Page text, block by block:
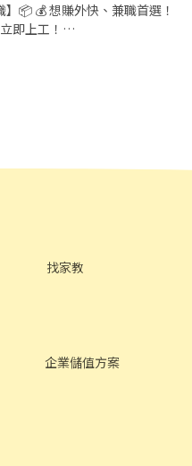
首選！
即上工！
ㄌㄞˋ）
找家教
企業儲值方案